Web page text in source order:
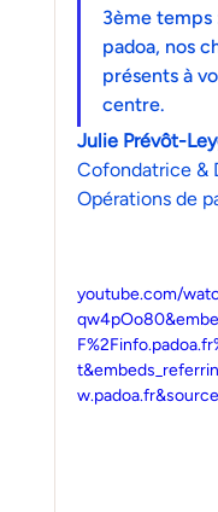
3ème temps
padoa, nos
présents à
centre.
Julie Prévôt-
Cofondatrice &
Opérations de
youtube.com/